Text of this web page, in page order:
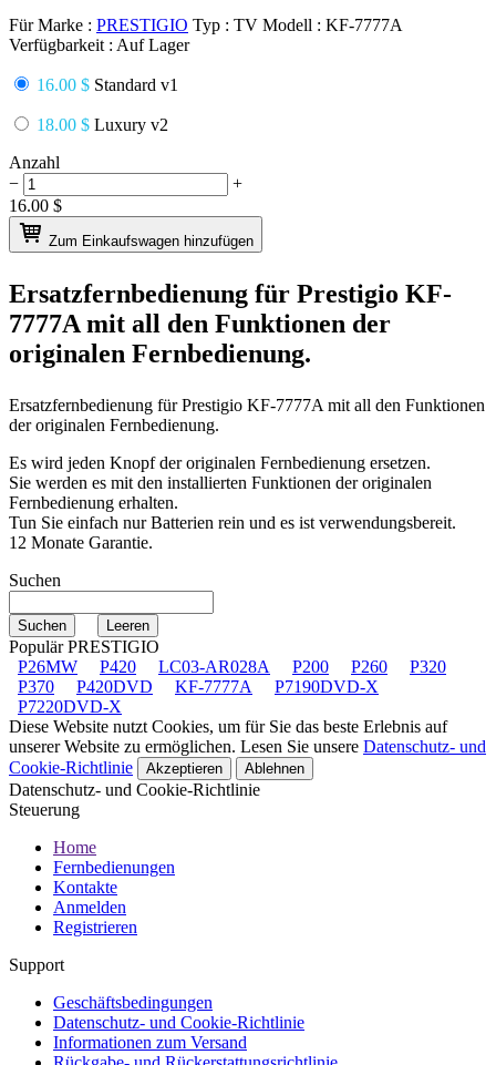
Für Marke : PRESTIGIO Typ : TV Modell : KF-7777A
Verfügbarkeit : Auf Lager
16.00 $ Standard v1
18.00 $ Luxury v2
Anzahl
−
+
16.00 $
Zum Einkaufswagen hinzufügen
Ersatzfernbedienung für Prestigio KF-
7777A mit all den Funktionen der
originalen Fernbedienung.
Ersatzfernbedienung fürPrestigio KF-7777A mit all den Funktionen
der originalen Fernbedienung.
Es wird jeden Knopf der originalen Fernbedienung ersetzen.
Sie werden es mit den installierten Funktionen der originalen
Fernbedienung erhalten.
Tun Sie einfach nur Batterien rein und es ist verwendungsbereit.
12 Monate Garantie.
Suchen
Populär PRESTIGIO
P26MW
P420 LC03-AR028A P200 P260
P320
P370
P420DVD KF-7777A
P7190DVD-X
P7220DVD-X
Diese Website nutzt Cookies, um für Sie das beste Erlebnis auf
unserer Website zu ermöglichen. Lesen Sie unsere Datenschutz- und
Cookie-Richtlinie
Akzeptieren Ablehnen
Datenschutz- und Cookie-Richtlinie
Steuerung
Home
Fernbedienungen
Kontakte
Anmelden
Registrieren
Support
Geschäftsbedingungen
Datenschutz- und Cookie-Richtlinie
Informationen zum Versand